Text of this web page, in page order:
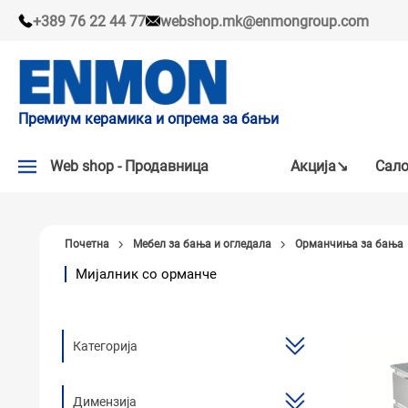
+389 76 22 44 77 webshop.mk@enmongroup.com
Премиум керамика и опрема за бањи
Web shop - Продавница
НАШИ ПРЕПОРАКИ
САНИТАРИЈА
Акцијa↘
Почетна Мебел за бања и огледала Орманчиња за бања
Мијалник со орманче
Категорија
Димензија